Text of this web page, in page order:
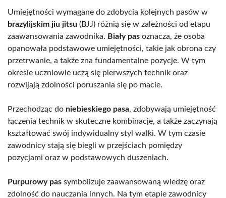
Umiejętności wymagane do zdobycia kolejnych pasów w
brazylijskim jiu jitsu (BJJ) różnią się w zależności od etapu
zaawansowania zawodnika. Biały pas oznacza, że osoba
opanowała podstawowe umiejętności, takie jak obrona czy
przetrwanie, a także zna fundamentalne pozycje. W tym
okresie uczniowie uczą się pierwszych technik oraz
rozwijają zdolności poruszania się po macie.
Przechodząc do niebieskiego pasa, zdobywają umiejętność
łączenia technik w skuteczne kombinacje, a także zaczynają
kształtować swój indywidualny styl walki. W tym czasie
zawodnicy stają się biegli w przejściach pomiędzy
pozycjami oraz w podstawowych duszeniach.
Purpurowy pas symbolizuje zaawansowaną wiedzę oraz
zdolność do nauczania innych. Na tym etapie zawodnicy